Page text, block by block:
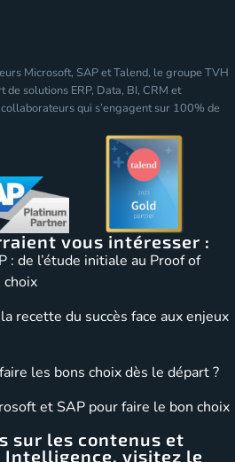
Microsoft, SAP et Talend, le groupe TVH
solutions ERP, Data, BI, CRM et
qui s’engagent sur 100% de
vous intéresser :
: de l’étude initiale au Proof of
recette du succès face aux enjeux
les bons choix dès le départ ?
et SAP pour faire le bon choix
sur les contenus et
Intelligence, visitez le